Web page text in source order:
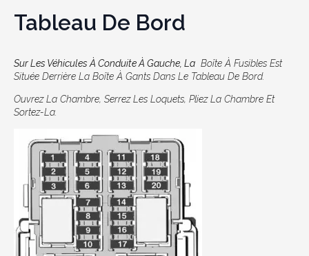
Tableau De Bord
Sur Les Véhicules À Conduite À Gauche, La Boîte À Fusibles Est
Située Derrière La Boîte À Gants Dans Le Tableau De Bord.
Ouvrez La Chambre, Serrez Les Loquets, Pliez La Chambre Et
Sortez-La.